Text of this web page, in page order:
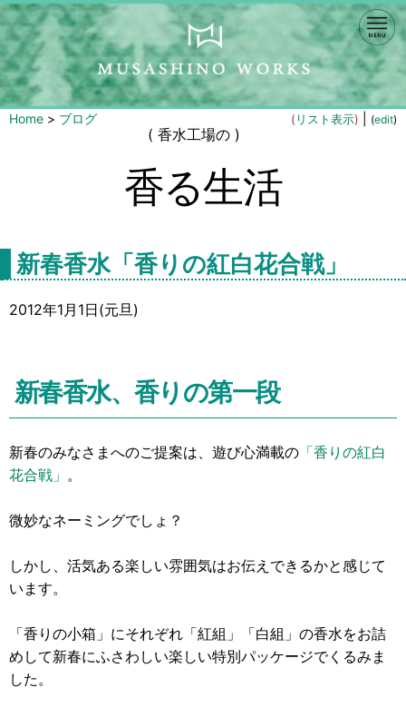
Home > ブログ ( リスト表示) (edit)
( 香水工場の )
香る生活
新春香水「香りの紅白花合戦」
2012年1月1日(元旦)
新春香水、香りの第一段
新春のみなさまへのご提案は、遊び心満載の 「香りの紅白
花合戦」 。
微妙なネーミングでしょ？
しかし、活気ある楽しい雰囲気はお伝えできるかと感じて
います。
「香りの小箱」にそれぞれ「紅組」「白組」の香水をお詰
めして新春にふさわしい楽しい特別パッケージでくるみま
した。